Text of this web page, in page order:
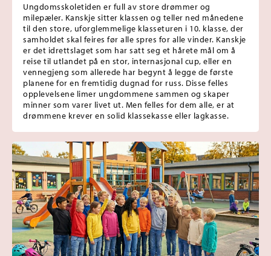
Ungdomsskoletiden er full av store drømmer og
milepæler. Kanskje sitter klassen og teller ned månedene
til den store, uforglemmelige klasseturen i 10. klasse, der
samholdet skal feires før alle spres for alle vinder. Kanskje
er det idrettslaget som har satt seg et hårete mål om å
reise til utlandet på en stor, internasjonal cup, eller en
vennegjeng som allerede har begynt å legge de første
planene for en fremtidig dugnad for russ. Disse felles
opplevelsene limer ungdommene sammen og skaper
minner som varer livet ut. Men felles for dem alle, er at
drømmene krever en solid klassekasse eller lagkasse.